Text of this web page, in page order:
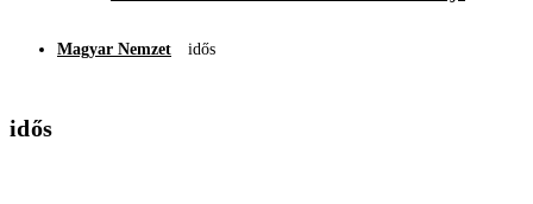
Magyar Nemzet idős
idős